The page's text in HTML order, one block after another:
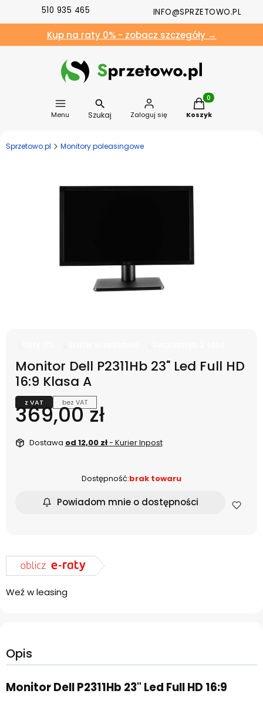
510 935 465 INFO@SPRZETOWO.PL
Kup na raty 0% - zobacz szczegóły →
Menu Szukaj Zaloguj się
Produkty w
Koszyk
Sprzetowo.pl Monitory poleasingowe
Monitor Dell P2311Hb 23" Led Full HD
16:9 Klasa A
z VAT bez VAT
Cena
369,00 zł
Dostawa od 12,00 zł- Kurier Inpost
Dostępność:brak towaru
Powiadom mnie o dostępności
Weź w leasing
Opis
Monitor Dell P2311Hb 23" Led Full HD 16:9